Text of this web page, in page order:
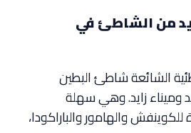
من الشاطئ في
الشائعة شاطئ البطين
وميناء زايد. وهي سهلة
والهامور والباراكودا،